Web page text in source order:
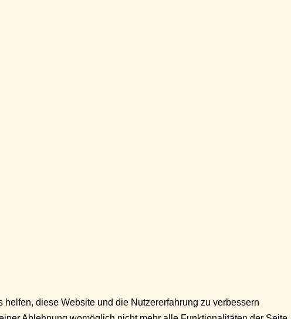
diese Website und die Nutzererfahrung zu verbessern